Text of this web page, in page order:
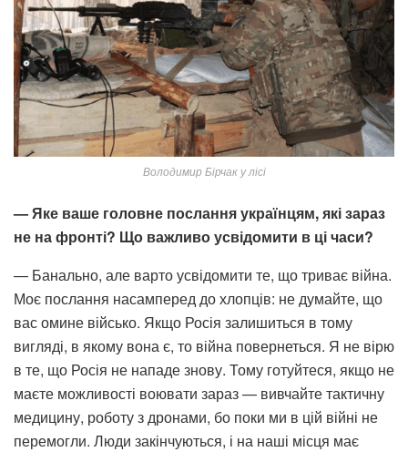
Володимир Бірчак у лісі
— Яке ваше головне послання українцям, які зараз
не на фронті? Що важливо усвідомити в ці часи?
— Банально, але варто усвідомити те, що триває війна.
Моє послання насамперед до хлопців: не думайте, що
вас омине військо. Якщо Росія залишиться в тому
вигляді, в якому вона є, то війна повернеться. Я не вірю
в те, що Росія не нападе знову. Тому готуйтеся, якщо не
маєте можливості воювати зараз — вивчайте тактичну
медицину, роботу з дронами, бо поки ми в цій війні не
перемогли. Люди закінчуються, і на наші місця має